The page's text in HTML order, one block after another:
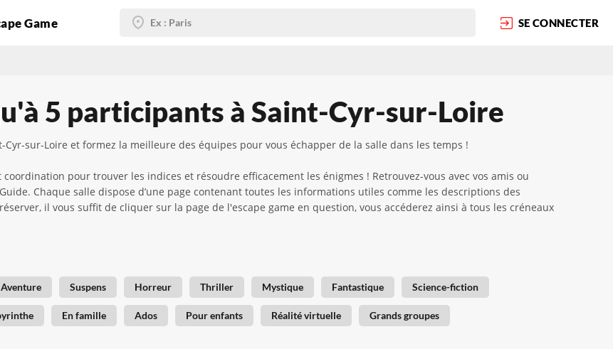
Game SE CONNECTER
5 participants à Saint-Cyr-sur-Loire
Cyr-sur-Loire et formez la meilleure des équipes pour vous échapper de la salle dans les temps !
pour trouver les indices et résoudre efficacement les énigmes ! Retrouvez-vous avec vos amis ou
Chaque salle dispose d’une page contenant toutes les informations utiles comme les descriptions des
il vous suffit de cliquer sur la page de l'escape game en question, vous accéderez ainsi à tous les créneaux
Aventure Suspens Horreur Thriller Mystique Fantastique Science-fiction
En famille Ados Pour enfants Réalité virtuelle Grands groupes